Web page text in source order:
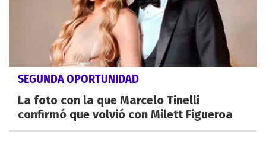
SEGUNDA OPORTUNIDAD
La foto con la que Marcelo Tinelli
confirmó que volvió con Milett Figueroa